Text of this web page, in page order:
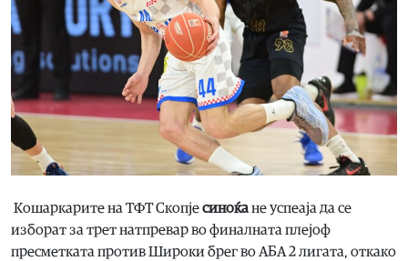
Кошаркарите на ТФТ Скопјесиноќане успеаја да се
изборат за трет натпревар во финалната плејоф
пресметката против Широки брег во АБА 2 лигата, откако